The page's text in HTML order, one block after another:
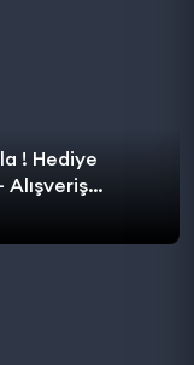
! Hediye
Alışverişe